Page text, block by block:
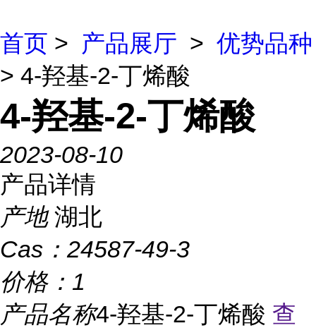
首页 > 产品展厅 > 优势品种
> 4-羟基-2-丁烯酸
4-羟基-2-丁烯酸
2023-08-10
产品详情
产地 湖北
Cas： 24587-49-3
价格： 1
产品名称4-羟基-2-丁烯酸 查